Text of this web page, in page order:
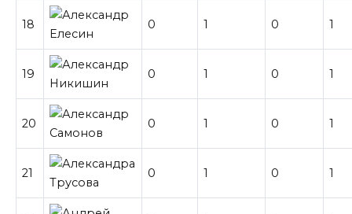
18 0 1 0 1
19 0 1 0 1
20 0 1 0 1
21 0 1 0 1